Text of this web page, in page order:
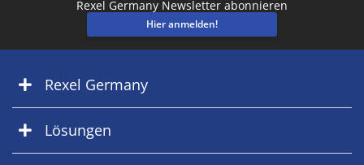
Rexel Germany Newsletter abonnieren
Hier anmelden!
Rexel Germany
Lösungen